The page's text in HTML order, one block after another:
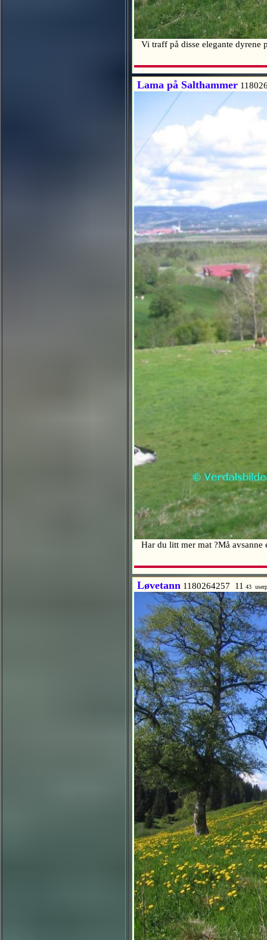
Vi traff på disse elegante
Lama på Salthammer
Har du litt mer mat ?Må
Løvetann 1180264257 11 43